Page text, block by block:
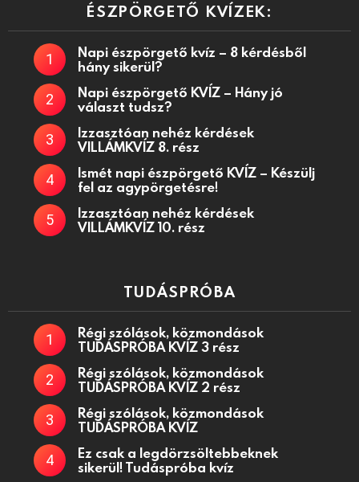
ÉSZPÖRGETŐ KVÍZEK:
Napi észpörgető kvíz – 8 kérdésből
hány sikerül?
Napi észpörgető KVÍZ – Hány jó
választ tudsz?
Izzasztóan nehéz kérdések
VILLÁMKVÍZ 8. rész
Ismét napi észpörgető KVÍZ – Készülj
fel az agypörgetésre!
Izzasztóan nehéz kérdések
VILLÁMKVÍZ 10. rész
TUDÁSPRÓBA
Régi szólások, közmondások
TUDÁSPRÓBA KVÍZ 3 rész
Régi szólások, közmondások
TUDÁSPRÓBA KVÍZ 2 rész
Régi szólások, közmondások
TUDÁSPRÓBA KVÍZ
Ez csak a legdörzsöltebbeknek
sikerül! Tudáspróba kvíz